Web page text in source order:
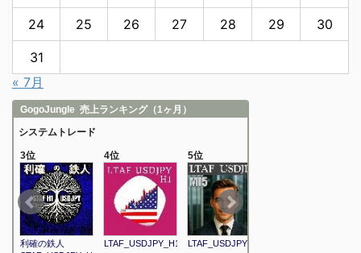
24 25 26 27 28 29 30
31
« 7月